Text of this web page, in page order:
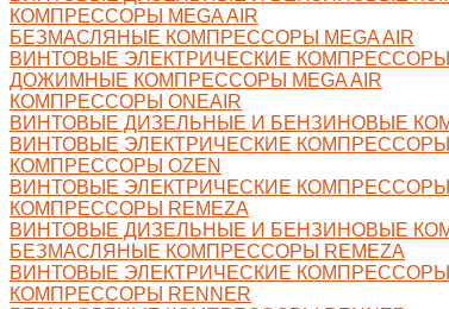
КОМПРЕССОРЫ MEGA AIR
БЕЗМАСЛЯНЫЕ КОМПРЕССОРЫ MEGA AIR
ВИНТОВЫЕ ЭЛЕКТРИЧЕСКИЕ КОМПРЕССОРЫ
ДОЖИМНЫЕ КОМПРЕССОРЫ MEGA AIR
КОМПРЕССОРЫ ONEAIR
ВИНТОВЫЕ ДИЗЕЛЬНЫЕ И БЕНЗИНОВЫЕ
ВИНТОВЫЕ ЭЛЕКТРИЧЕСКИЕ КОМПРЕССОРЫ
КОМПРЕССОРЫ OZEN
ВИНТОВЫЕ ЭЛЕКТРИЧЕСКИЕ КОМПРЕССОРЫ
КОМПРЕССОРЫ REMEZA
ВИНТОВЫЕ ДИЗЕЛЬНЫЕ И БЕНЗИНОВЫЕ
БЕЗМАСЛЯНЫЕ КОМПРЕССОРЫ REMEZA
ВИНТОВЫЕ ЭЛЕКТРИЧЕСКИЕ КОМПРЕССОРЫ
КОМПРЕССОРЫ RENNER